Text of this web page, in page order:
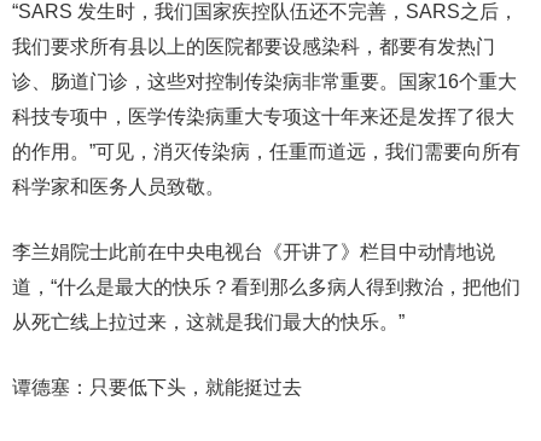
“SARS 发生时，我们国家疾控队伍还不完善，SARS之后，
我们要求所有县以上的医院都要设感染科，都要有发热门
诊、肠道门诊，这些对控制传染病非常重要。国家16个重大
科技专项中，医学传染病重大专项这十年来还是发挥了很大
的作用。”可见，消灭传染病，任重而道远，我们需要向所有
科学家和医务人员致敬。
李兰娟院士此前在中央电视台《开讲了》栏目中动情地说
道，“什么是最大的快乐？看到那么多病人得到救治，把他们
从死亡线上拉过来，这就是我们最大的快乐。”
谭德塞：只要低下头，就能挺过去